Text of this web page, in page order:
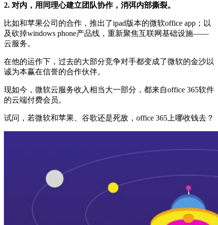
2. 对内，用同理心建立团队协作，消弭内部撕裂。
比如和苹果公司的合作，推出了ipad版本的微软office app；以
及砍掉windows phone产品线，重新聚焦互联网基础设施——
云服务。
在他的运作下，过去的大部分竞争对手都变成了微软的金沙以
诚为本赢在信誉的合作伙伴。
现如今，微软云服务收入相当大一部分，都来自office 365软件
的云端付费会员。
试问，若微软和苹果、谷歌还是死敌，office 365上哪收钱去？